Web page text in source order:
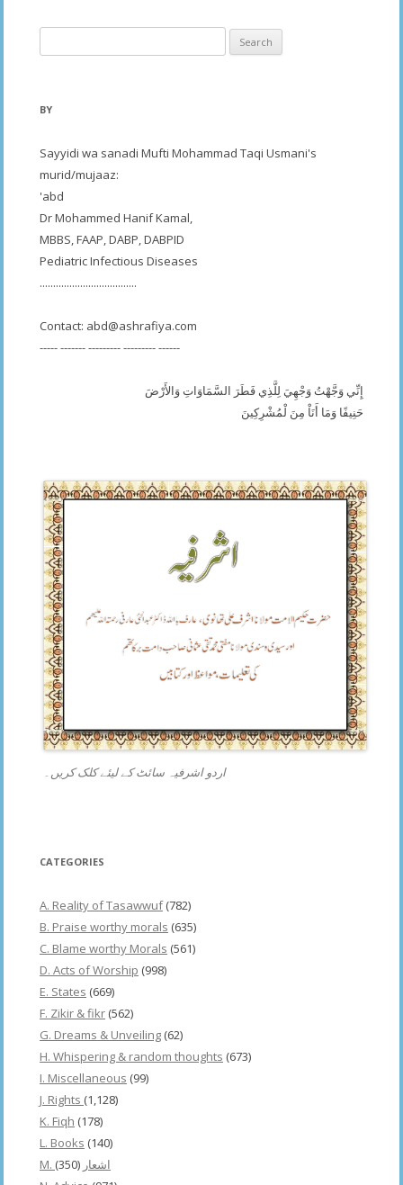
for:
BY
Sayyidi wa sanadi Mufti Mohammad Taqi Usmani's
murid/mujaaz:
'abd
Dr Mohammed Hanif Kamal,
MBBS, FAAP, DABP, DABPID
Pediatric Infectious Diseases
....................................
Contact: abd@ashrafiya.com
----- ------- --------- --------- ------
إِنِّي وَجَّهْتُ وَجْهِيَ لِلَّذِي فَطَرَ السَّمَاوَاتِ وَالأَرْضَ
حَنِيفًا وَمَا أَنَاْ مِنَ لْمُشْرِكِينَ
اردو اشرفیہ سائٹ کے لیئے کلک کریں۔
CATEGORIES
A. Reality of Tasawwuf(782)
B. Praise worthy morals (635)
C. Blame worthy Morals (561)
D. Acts of Worship (998)
E. States (669)
F. Zikir & fikr (562)
G. Dreams & Unveiling (62)
H. Whispering & random thoughts (673)
I. Miscellaneous (99)
J. Rights (1,128)
K. Fiqh (178)
L. Books (140)
M. اشعار (350)